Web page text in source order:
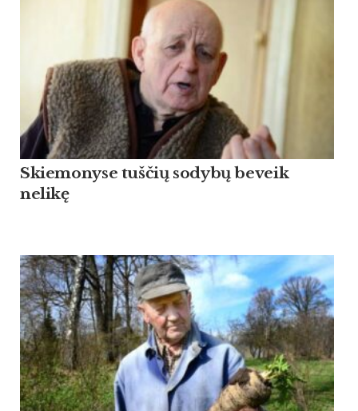
Skiemonyse tuščių sodybų beveik
nelikę